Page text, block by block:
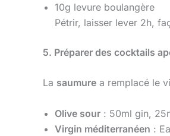
10g levure boulangère
Pétrir, laisser lever 2h,
5. Préparer des cocktails
La saumure a remplacé le
Olive sour : 50ml gin,
Virgin méditerranéen :